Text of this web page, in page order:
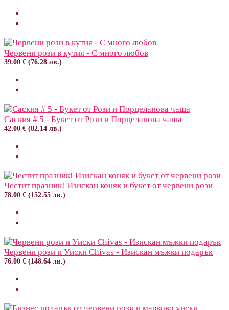
Червени рози в кутия - С много любов
39.00 € (76.28 лв.)
Саския # 5 - Букет от Рози и Порцеланова чаша
42.00 € (82.14 лв.)
Честит празник! Изискан коняк и букет от червени рози
78.00 € (152.55 лв.)
Червени рози и Уиски Chivas - Изискан мъжки подарък
76.00 € (148.64 лв.)